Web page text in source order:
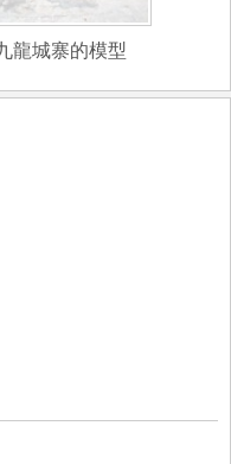
龍城寨的模型